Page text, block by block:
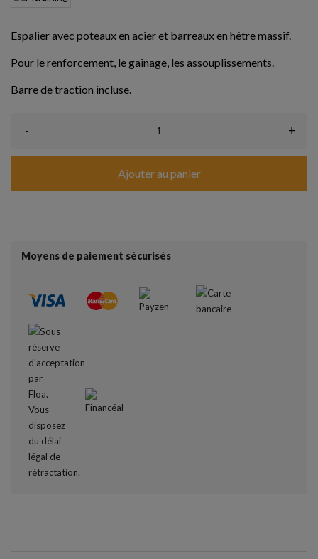
Espalier avec poteaux en acier et barreaux en hêtre massif.
Pour le renforcement, le gainage, les assouplissements.
Barre de traction incluse.
- +
Ajouter au panier
Moyens de paiement sécurisés